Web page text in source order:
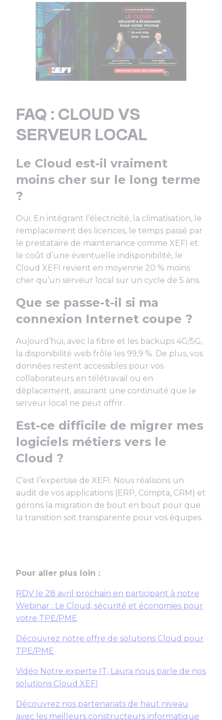
FAQ :CLOUD VS
SERVEUR LOCAL
Le Cloud est-il vraiment
moins cher sur le long terme
?
Oui. En intégrant l’électricité, la climatisation, le
remplacement des licences, le temps passé par
le prestataire de maintenance comme XEFI et
le coût d’une éventuelle indisponibilité, le
Cloud XEFI revient en moyenne 20 % moins
cher qu’un serveur local sur un cycle de 5 ans.
Que se passe-t-il si ma
connexion Internet coupe ?
Aujourd’hui, avec la fibre et les backups 4G/5G,
la disponibilité web frôle les 99,9 %. De plus, vos
données restent accessibles pour vos
collaborateurs en télétravail ou en
déplacement, assurant une continuité que le
serveur local ne peut offrir.
Est-ce difficile de migrer mes
logiciels métiers vers le
Cloud ?
C’est l’expertise de XEFI. Nous réalisons un
audit de vos applications (ERP, Compta, CRM) et
gérons la migration de bout en bout pour que
la transition soit transparente pour vos équipes.
Pour aller plus loin :
RDV le 28 avril prochain en participant à notre
Webinar : Le Cloud, sécurité et économies pour
votre TPE/PME
Découvrez notre offre de solutions Cloud pour
TPE/PME
Vidéo Notre experte IT, Laura nous parle de nos
solutions Cloud XEFI
Découvrez nos partenariats de haut niveau
avec les meilleurs constructeurs informatique